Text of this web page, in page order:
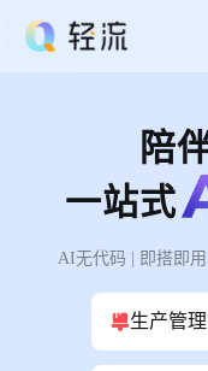
陪
一站式
AI无代码 | 即搭即
生产管理